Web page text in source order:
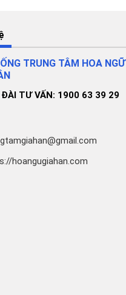
TRUNG TÂM HOA NGỮ
ĐÀI TƯ VẤN: 1900 63 39 29
hoangugiahan.com